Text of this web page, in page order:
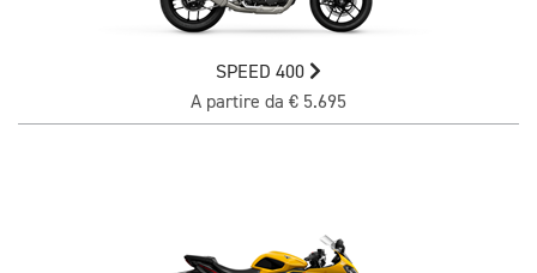
SPEED 400
A partire da € 5.695